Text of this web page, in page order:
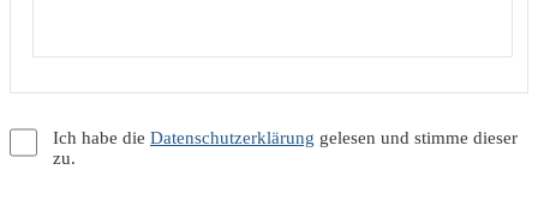
Ich habe die Datenschutzerklärung gelesen und stimme dieser
zu.